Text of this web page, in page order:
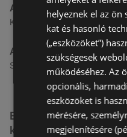
Alma Gyógyszertárak
Kertekalja u. 1, 9437 Hegykő
Alma Gyógyszertárak
Szabadság u. 31, 9431 Fertőd
Egyéb Kozmetikumok
közelben
helyeznek el az ön
kat és hasonló
(„eszközöket”)
szükségesek
működéséhez. Az
opcionális,
eszközöket is
mérésére,
megjelenítésére